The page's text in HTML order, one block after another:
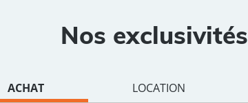
Nos exclusivités
ACHAT LOCATION